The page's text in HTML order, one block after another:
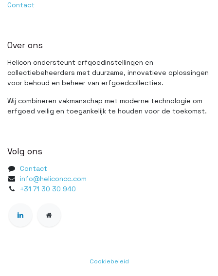
Contact
Over ons
Helicon ondersteunt erfgoedinstellingen en
collectiebeheerders met duurzame, innovatieve oplossingen
voor behoud en beheer van erfgoedcollecties.
Wij combineren vakmanschap met moderne technologie om
erfgoed veilig en toegankelijk te houden voor de toekomst.
Volg ons
Contact
info@heliconcc.com
+31 71 30 30 940
Cookiebeleid